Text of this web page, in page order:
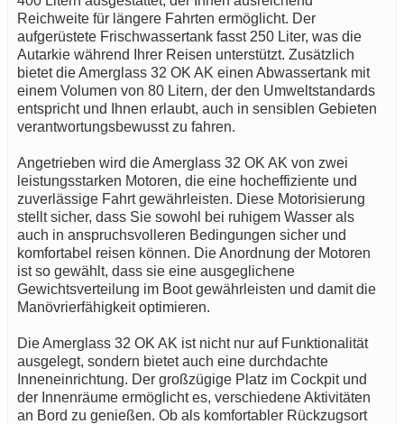
Reichweite für längere Fahrten ermöglicht. Der
aufgerüstete Frischwassertank fasst 250 Liter, was die
Autarkie während Ihrer Reisen unterstützt. Zusätzlich
bietet die Amerglass 32 OK AK einen Abwassertank mit
einem Volumen von 80 Litern, der den Umweltstandards
entspricht und Ihnen erlaubt, auch in sensiblen Gebieten
verantwortungsbewusst zu fahren.
Angetrieben wird die Amerglass 32 OK AK von zwei
leistungsstarken Motoren, die eine hocheffiziente und
zuverlässige Fahrt gewährleisten. Diese Motorisierung
stellt sicher, dass Sie sowohl bei ruhigem Wasser als
auch in anspruchsvolleren Bedingungen sicher und
komfortabel reisen können. Die Anordnung der Motoren
ist so gewählt, dass sie eine ausgeglichene
Gewichtsverteilung im Boot gewährleisten und damit die
Manövrierfähigkeit optimieren.
Die Amerglass 32 OK AK ist nicht nur auf Funktionalität
ausgelegt, sondern bietet auch eine durchdachte
Inneneinrichtung. Der großzügige Platz im Cockpit und
der Innenräume ermöglicht es, verschiedene Aktivitäten
an Bord zu genießen. Ob als komfortabler Rückzugsort